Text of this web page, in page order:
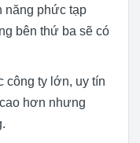
năng phức tạp
bên thứ ba sẽ có
công ty lớn, uy tín
hơn nhưng